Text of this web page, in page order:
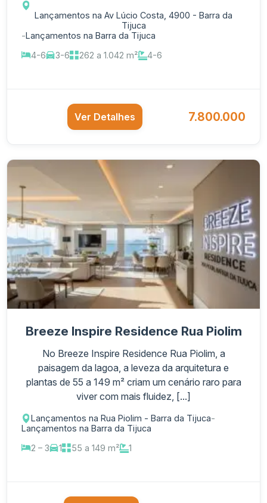
Lançamentos na Av Lúcio Costa, 4900 - Barra da
Tijuca
-Lançamentos na Barra da Tijuca
4-6
3-6 262 a 1.042 m² 4-6
Ver Detalhes 7.800.000
Breeze Inspire Residence Rua Piolim
No Breeze Inspire Residence Rua Piolim, a
paisagem da lagoa, a leveza da arquitetura e
plantas de 55 a 149 m² criam um cenário raro para
viver com mais fluidez, [...]
Lançamentos na Rua Piolim - Barra da Tijuca-
Lançamentos na Barra da Tijuca
2 – 3
1 55 a 149 m² 1